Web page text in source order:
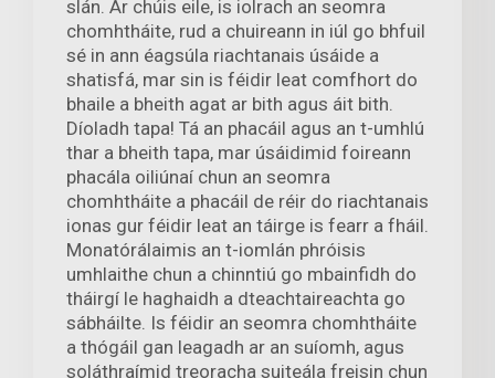
slán. Ar chúis eile, is iolrach an seomra
chomhtháite, rud a chuireann in iúl go bhfuil
sé in ann éagsúla riachtanais úsáide a
shatisfá, mar sin is féidir leat comfhort do
bhaile a bheith agat ar bith agus áit bith.
Díoladh tapa! Tá an phacáil agus an t-umhlú
thar a bheith tapa, mar úsáidimid foireann
phacála oiliúnaí chun an seomra
chomhtháite a phacáil de réir do riachtanais
ionas gur féidir leat an táirge is fearr a fháil.
Monatórálaimis an t-iomlán phróisis
umhlaithe chun a chinntiú go mbainfidh do
tháirgí le haghaidh a dteachtaireachta go
sábháilte. Is féidir an seomra chomhtháite
a thógáil gan leagadh ar an suíomh, agus
soláthraímid treoracha suiteála freisin chun